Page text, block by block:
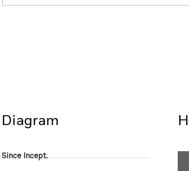
Diagram
Since Incept.
Since Incept.